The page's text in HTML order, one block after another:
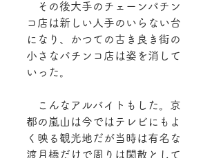
その後大手のチェーンパチン
コ店は新しい人手のいらない台
になり、かつての古き良き街の
小さなパチンコ店は姿を消して
いった。
こんなアルバイトもした。京
都の嵐山は今ではテレビにもよ
く映る観光地だが当時は有名な
渡月橋だけで周りは閑散として